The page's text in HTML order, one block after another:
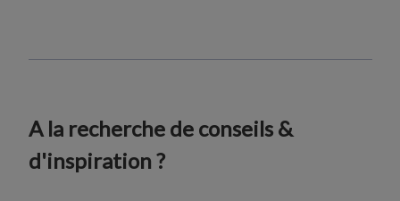
A la recherche de conseils &
d'inspiration ?